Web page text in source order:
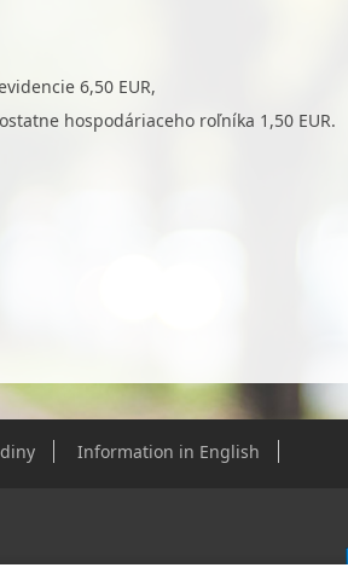
6,50 EUR,
hospodáriaceho roľníka 1,50 EUR.
Information in English